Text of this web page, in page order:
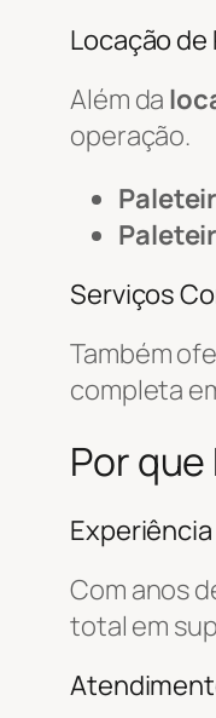
Locação
Além da
operação.
Serviços
Também
completa
Por
Com anos
total em